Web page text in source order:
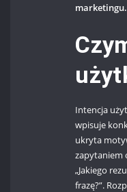
marketingu.
Intencja
wpisuje
ukryta
zapytaniem
„Jakiego
frazę?”.